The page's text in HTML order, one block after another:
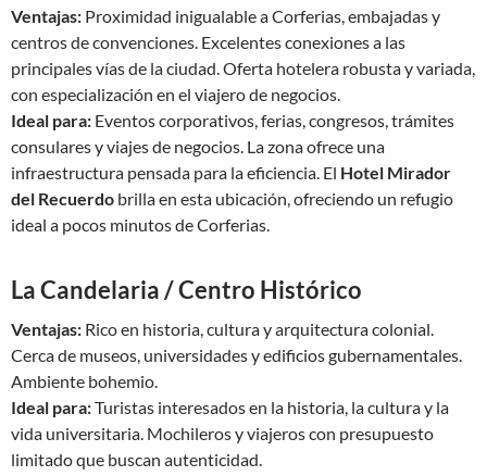
Ventajas: Proximidad inigualable a Corferias, embajadas y
centros de convenciones. Excelentes conexiones a las
principales vías de la ciudad. Oferta hotelera robusta y variada,
con especialización en el viajero de negocios.
Ideal para: Eventos corporativos, ferias, congresos, trámites
consulares y viajes de negocios. La zona ofrece una
infraestructura pensada para la eficiencia. El Hotel Mirador
del Recuerdo brilla en esta ubicación, ofreciendo un refugio
ideal a pocos minutos de Corferias.
La Candelaria / Centro Histórico
Ventajas: Rico en historia, cultura y arquitectura colonial.
Cerca de museos, universidades y edificios gubernamentales.
Ambiente bohemio.
Ideal para:Turistas interesados en la historia, la cultura y la
vida universitaria. Mochileros y viajeros con presupuesto
limitado que buscan autenticidad.